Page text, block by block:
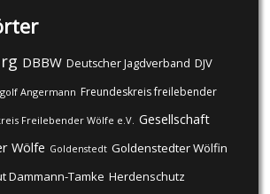
DBBW Deutscher Jagdverband DJV
Angermann Freundeskreis freilebender
Freilebender Wölfe e.V. Gesellschaft
Wölfe Goldenstedt Goldenstedter Wölfin
Dammann-Tamke Herdenschutz